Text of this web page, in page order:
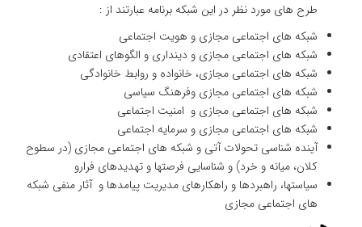
طرح های مورد نظر در این شبکه برنامه عبارتند از :
شبکه های اجتماعی مجازی و هویت اجتماعی
شبکه های اجتماعی مجازی و دینداری و الگوهای اعتقادی
شبکه های اجتماعی مجازی، خانواده و روابط خانوادگی
شبکه های اجتماعی مجازی وفرهنگ سیاسی
شبکه های اجتماعی مجازی و امنیت اجتماعی
شبکه های اجتماعی مجازی و سرمایه اجتماعی
آینده شناسی تحولات آتی و شبکه های اجتماعی مجازی (در سطوح
کلان، میانه و خرد) و شناسایی فرصتها و تهدیدهای فرارو
سیاستها، راهبردها و راهکارهای مدیریت پیامدها و آثار منفی شبکه
های اجتماعی مجازی